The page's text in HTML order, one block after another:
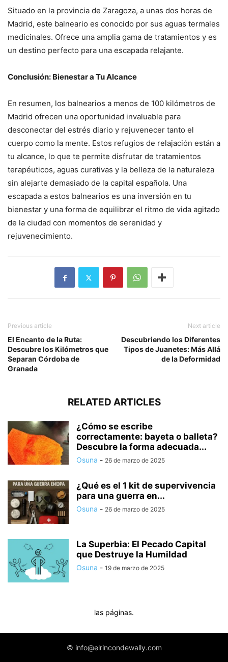
Situado en la provincia de Zaragoza, a unas dos horas de
Madrid, este balneario es conocido por sus aguas termales
medicinales. Ofrece una amplia gama de tratamientos y es
un destino perfecto para una escapada relajante.
Conclusión: Bienestar a Tu Alcance
En resumen, los balnearios a menos de 100 kilómetros de
Madrid ofrecen una oportunidad invaluable para
desconectar del estrés diario y rejuvenecer tanto el
cuerpo como la mente. Estos refugios de relajación están a
tu alcance, lo que te permite disfrutar de tratamientos
terapéuticos, aguas curativas y la belleza de la naturaleza
sin alejarte demasiado de la capital española. Una
escapada a estos balnearios es una inversión en tu
bienestar y una forma de equilibrar el ritmo de vida agitado
de la ciudad con momentos de serenidad y
rejuvenecimiento.
Previous article
El Encanto de la Ruta:
Descubre los Kilómetros que
Separan Córdoba de
Granada
Next article
Descubriendo los Diferentes
Tipos de Juanetes: Más Allá
de la Deformidad
RELATED ARTICLES
¿Cómo se escribe
correctamente: bayeta o balleta?
Descubre la forma adecuada...
Osuna - 26 de marzo de 2025
¿Qué es el 1 kit de supervivencia
para una guerra en...
Osuna - 26 de marzo de 2025
La Superbia: El Pecado Capital
que Destruye la Humildad
Osuna - 19 de marzo de 2025
las páginas.
© info@elrincondewally.com